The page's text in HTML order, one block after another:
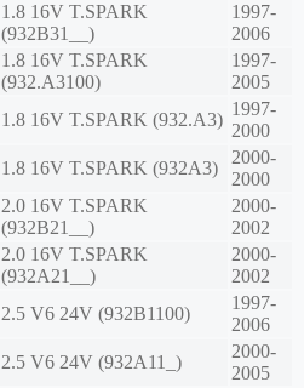
1.8 16V T.SPARK
(932B31__)
1997-
2006
1.8 16V T.SPARK
(932.A3100)
1997-
2005
1.8 16V T.SPARK (932.A3)
1997-
2000
1.8 16V T.SPARK (932A3)
2000-
2000
2.0 16V T.SPARK
(932B21__)
2000-
2002
2.0 16V T.SPARK
(932A21__)
2000-
2002
2.5 V6 24V (932B1100)
1997-
2006
2.5 V6 24V (932A11_)
2000-
2005